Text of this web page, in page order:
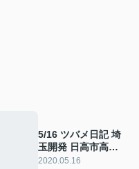
5/16 ツバメ日記 埼
玉開発 日高市高麗
川2丁目
2020.05.16